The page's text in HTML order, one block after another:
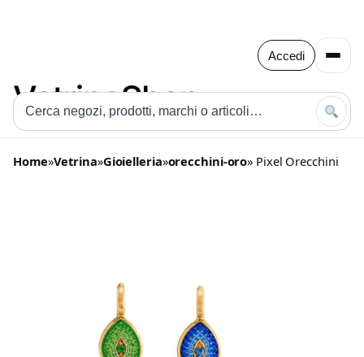
Accedi
Home»Vetrina»Gioielleria»orecchini-oro» Pixel Orecchini